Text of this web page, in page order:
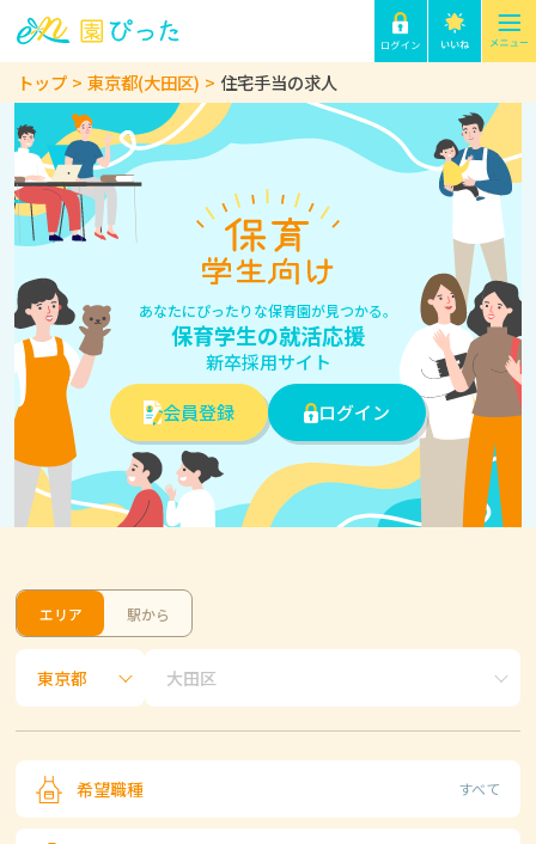
トップ 東京都(大田区) 住宅手当の求人
あなたにぴったりな保育園が見つかる。
保育学生の就活応援
新卒採用サイト
会員登録
ログイン
エリア 駅から
希望職種 すべて